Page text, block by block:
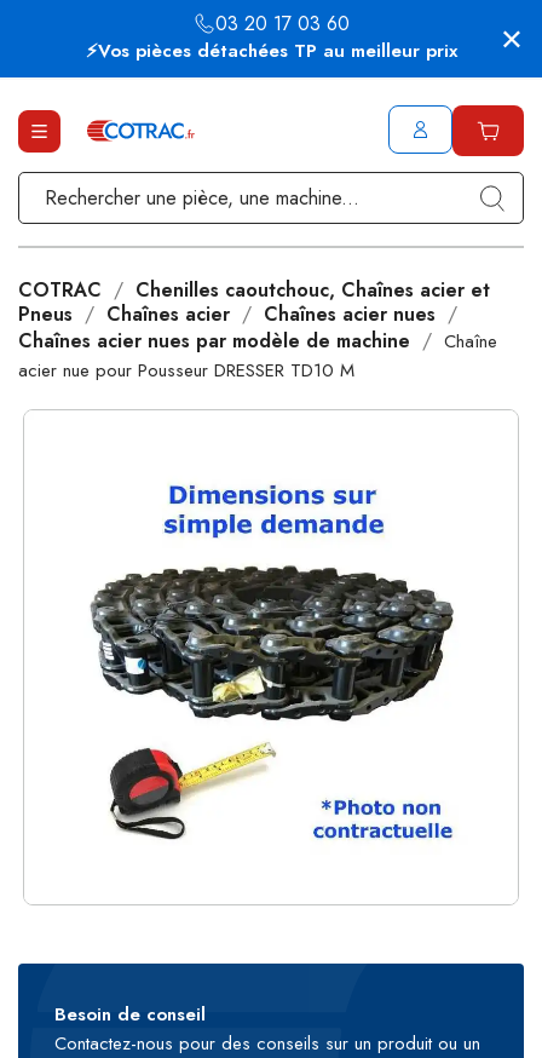
⚡Vos pièces détachées TP au meilleur prix
03 20 17 03 60
COTRAC
Chenilles caoutchouc, Chaînes acier et
Pneus
Chaînes acier
Chaînes acier nues
Chaînes acier nues par modèle de machine
Chaîne
acier nue pour Pousseur DRESSER TD10 M
Besoin de conseil
Contactez-nous pour des conseils sur un produit ou un